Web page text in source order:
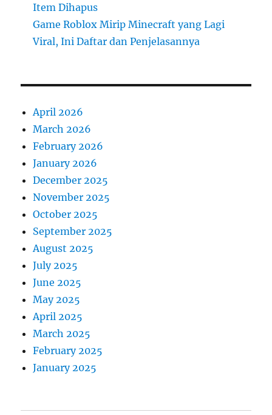
Item Dihapus
Game Roblox Mirip Minecraft yang Lagi
Viral, Ini Daftar dan Penjelasannya
April 2026
March 2026
February 2026
January 2026
December 2025
November 2025
October 2025
September 2025
August 2025
July 2025
June 2025
May 2025
April 2025
March 2025
February 2025
January 2025